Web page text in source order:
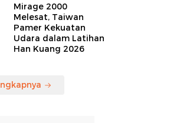
Mirage 2000
Melesat, Taiwan
Pamer Kekuatan
Udara dalam Latihan
Han Kuang 2026